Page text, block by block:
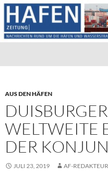
AUS DEN HÄFEN
WELTWEITE
DER
JULI 23, 2019 AF-REDAKTEUR